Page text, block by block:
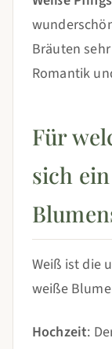
Bräuten
Romantik
Für
sich
Weiß ist die
weiße
Hochzeit: